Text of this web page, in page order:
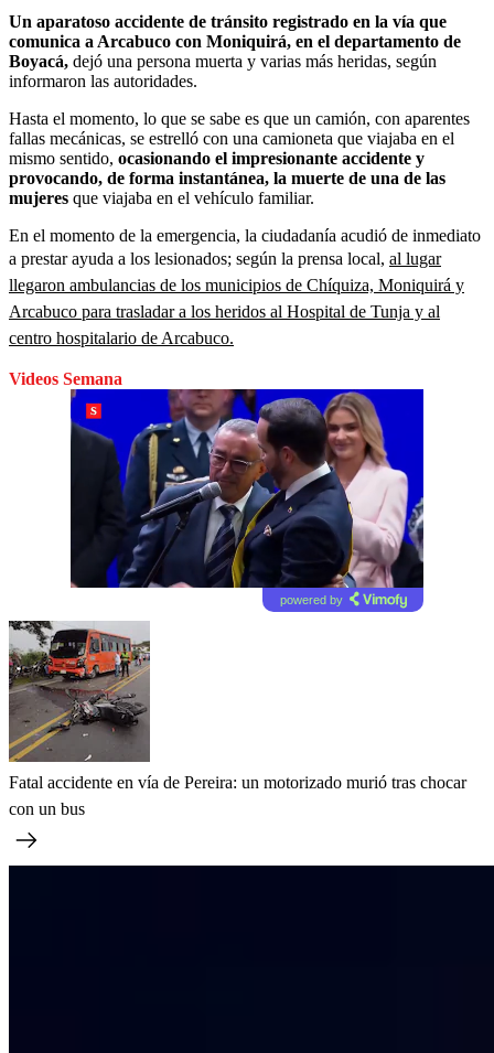
Un aparatoso accidente de tránsito registrado en la vía que
comunica a Arcabuco con Moniquirá, en el departamento de
Boyacá, dejó una persona muerta y varias más heridas, según
informaron las autoridades.
Hasta el momento, lo que se sabe es que un camión, con aparentes
fallas mecánicas, se estrelló con una camioneta que viajaba en el
mismo sentido, ocasionando el impresionante accidente y
provocando, de forma instantánea, la muerte de una de las
mujeres que viajaba en el vehículo familiar.
En el momento de la emergencia, la ciudadanía acudió de inmediato
a prestar ayuda a los lesionados; según la prensa local, al lugar
llegaron ambulancias de los municipios de Chíquiza, Moniquirá y
Arcabuco para trasladar a los heridos al Hospital de Tunja y al
centro hospitalario de Arcabuco.
Videos Semana
powered by
Fatal accidente en vía de Pereira: un motorizado murió tras chocar
con un bus